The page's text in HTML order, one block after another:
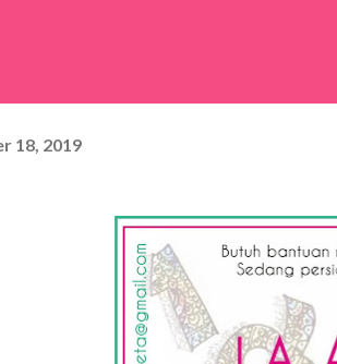
18, 2019